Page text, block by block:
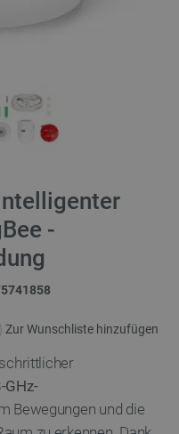
-
Zur Wunschliste hinzufügen
GHz-
Bewegungen und die